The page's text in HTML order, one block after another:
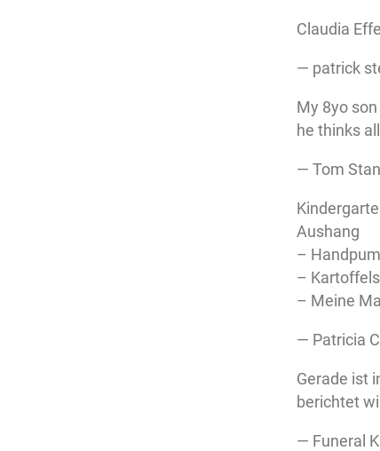
Claudia
— patrick
My 8yo
he thinks
— Tom
Aushang
–
–
– Meine
— Patricia
Gerade ist
berichtet
— Funeral